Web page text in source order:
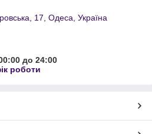
17, Одеса, Україна
до 24:00
роботи